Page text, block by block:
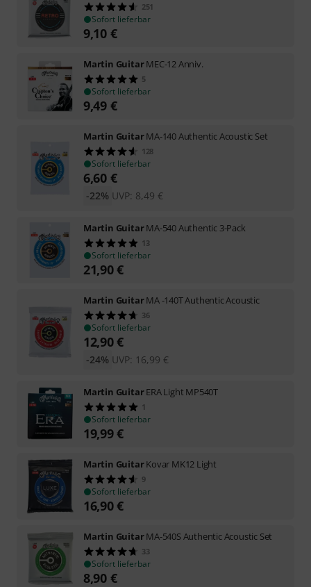
251
Sofort lieferbar
9,10 €
Martin GuitarMEC-12 Anniv.
5
Sofort lieferbar
9,49 €
Martin GuitarMA-140 Authentic Acoustic Set
128
Sofort lieferbar
6,60 €
UVP: 8,49 €
-22%
Martin GuitarMA-540 Authentic 3-Pack
13
Sofort lieferbar
21,90€
Martin GuitarMA -140T Authentic Acoustic
36
Sofort lieferbar
12,90€
UVP: 16,99 €
-24%
Martin GuitarERA Light MP540T
1
Sofort lieferbar
19,99€
Martin GuitarKovar MK12 Light
9
Sofort lieferbar
16,90€
Martin GuitarMA-540S Authentic Acoustic Set
33
Sofort lieferbar
8,90 €